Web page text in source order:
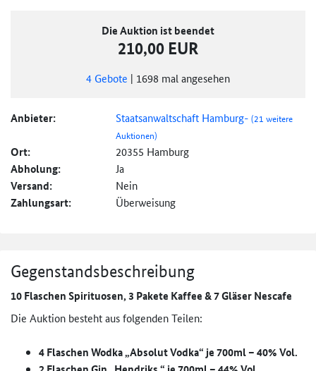
Die Auktion ist beendet
210,00 EUR
4 Gebote | 1698 mal angesehen
Anbieter: Staatsanwaltschaft Hamburg-(21 weitere
Auktionen)
Ort: 20355 Hamburg
Abholung: Ja
Versand: Nein
Zahlungsart: Überweisung
Gegenstandsbeschreibung
10 Flaschen Spirituosen, 3 Pakete Kaffee & 7 Gläser Nescafe
Die Auktion besteht aus folgenden Teilen:
4 Flaschen Wodka „Absolut Vodka“ je 700ml – 40% Vol.